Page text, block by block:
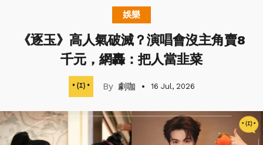
娛樂
《逐玉》高人氣破滅？演唱會沒主角賣8
千元，網轟：把人當韭菜
劇咖 16 Jul, 2026